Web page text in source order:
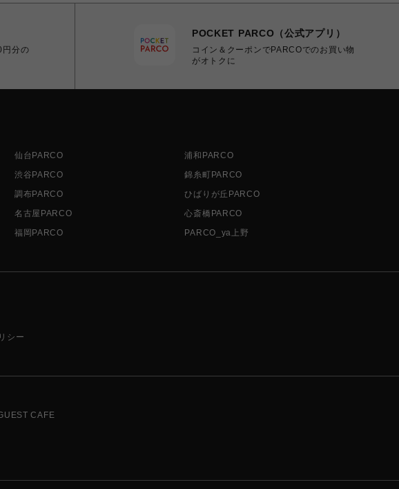
円分の
POCKET PARCO（公式アプリ）
コイン＆クーポンでPARCOでのお買い物
がオトクに
仙台PARCO
浦和PARCO
渋谷PARCO
錦糸町PARCO
調布PARCO
ひばりが丘PARCO
名古屋PARCO
心斎橋PARCO
福岡PARCO PARCO_ya上野
シー
CAFE